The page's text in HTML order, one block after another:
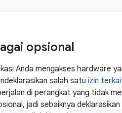
opsional
Anda mengakses hardware
salah satu izin
di perangkat yang tidak
jadi sebaiknya